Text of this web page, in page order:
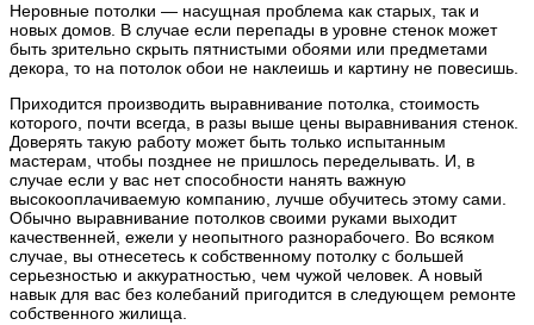
Неровные потолки — насущная проблема как старых, так и
новых домов. В случае если перепады в уровне стенок может
быть зрительно скрыть пятнистыми обоями или предметами
декора, то на потолок обои не наклеишь и картину не повесишь.
Приходится производить выравнивание потолка, стоимость
которого, почти всегда, в разы выше цены выравнивания стенок.
Доверять такую работу может быть только испытанным
мастерам, чтобы позднее не пришлось переделывать. И, в
случае если у вас нет способности нанять важную
высокооплачиваемую компанию, лучше обучитесь этому сами.
Обычно выравнивание потолков своими руками выходит
качественней, ежели у неопытного разнорабочего. Во всяком
случае, вы отнесетесь к собственному потолку с большей
серьезностью и аккуратностью, чем чужой человек. А новый
навык для вас без колебаний пригодится в следующем ремонте
собственного жилища.